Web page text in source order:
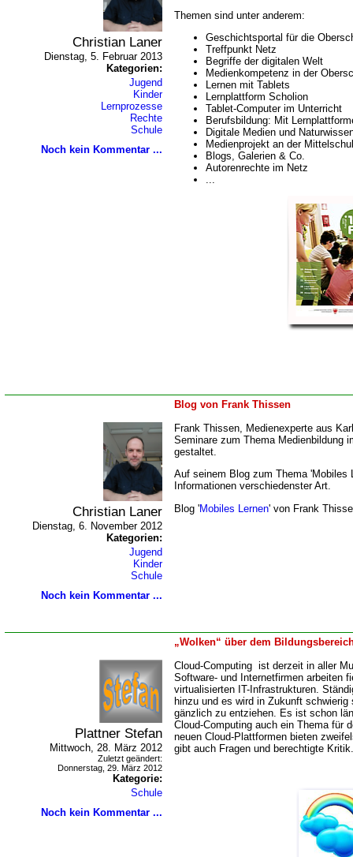
Christian Laner
Dienstag, 5. Februar 2013
Kategorien:
Jugend
Kinder
Lernprozesse
Rechte
Schule
Noch kein Kommentar ...
Themen sind unter anderem:
Geschichtsportal für die
Treffpunkt Netz
Begriffe der digitalen Welt
Medienkompetenz in der
Lernen mit Tablets
Lernplattform Scholion
Tablet-Computer im Unterricht
Berufsbildung: Mit
Digitale Medien und
Medienprojekt an der
Blogs, Galerien & Co.
Autorenrechte im Netz
Blog von Frank Thissen
Christian Laner
Dienstag, 6. November 2012
Kategorien:
Jugend
Kinder
Schule
Noch kein Kommentar ...
Frank Thissen, Medienexperte aus
Seminare zum Thema Medienbildung
gestaltet.
Auf seinem Blog zum Thema 'Mobiles
Informationen verschiedenster Art.
Blog 'Mobiles Lernen' von Frank
Wolken“ über dem
Plattner Stefan
Mittwoch, 28. März 2012
Zuletzt geändert:
Donnerstag, 29. März 2012
Kategorie:
Schule
Noch kein Kommentar ...
Cloud-Computing ist derzeit in aller
Software- und Internetfirmen arbeiten
virtualisierten IT-Infrastrukturen.
hinzu und es wird in Zukunft schwierig
gänzlich zu entziehen. Es ist schon
Cloud-Computing auch ein Thema für
neuen Cloud-Plattformen bieten
gibt auch Fragen und berechtigte Kritik.